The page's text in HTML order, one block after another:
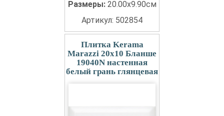
Размеры: 20.00x9.90см
Артикул: 502854
Плитка Kerama
Marazzi 20x10 Бланше
19040N настенная
белый грань глянцевая